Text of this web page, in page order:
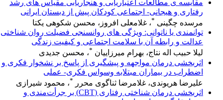
مقایسه ی مطالعات اعتباریابی و هنجاریابی مقیاس های رشد
رفتاری و هیجانی- اجتماعی کودکان پیش از دبستان ایرانی
مرسده چگینی *، غلامعلی افروز، محسن شکوهی یکتا
توانمندی یا ناتوانی: ویژگی های روانسنجی فضیلت روان شناختی
عدالت و رابطه آن با سلامت اجتماعی و کیفیت زندگی
لیلا حبیب اله نتاج، بهرام میرزاییان * ، محسن جدیدی
اثربخشی درمان مواجهه و پیشگیری از پاسخ بر نشخوار فکری و
اضطراب در بیماران مبتلابه وسواس فکری- عملی
علیرضا هریوندی، غلامرضا ثناگوی محرر
*، محمود شیرازی
اثربخشی درمان شناختی رفتاری (CBT) بر جرأت‌مندی و